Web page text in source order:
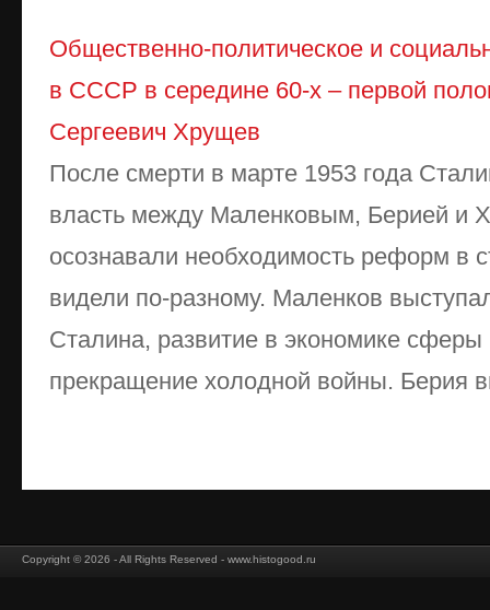
Общественно-политическое и
в СССР в середине 60-х – первой
Сергеевич Хрущев
После смерти в марте 1953 года
власть между Маленковым, Берией и
осознавали необходимость реформ в
видели по-разному. Маленков
Сталина, развитие в экономике сферы
прекращение холодной войны. Берия
Copyright © 2026 - All Rights Reserved - www.histogood.ru